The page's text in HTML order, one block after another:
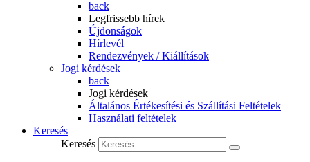
back
Legfrissebb hírek
Újdonságok
Hírlevél
Rendezvények / Kiállítások
Jogi kérdések
back
Jogi kérdések
Általános Értékesítési és Szállítási Feltételek
Használati feltételek
Keresés
Keresés